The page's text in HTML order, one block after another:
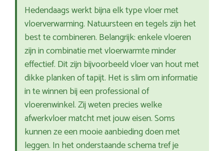
Hedendaags werkt bijna elk type vloer met
vloerverwarming. Natuursteen en tegels zijn het
best te combineren. Belangrijk: enkele vloeren
zijn in combinatie met vloerwarmte minder
effectief. Dit zijn bijvoorbeeld vloer van hout met
dikke planken of tapijt. Het is slim om informatie
in te winnen bij een professional of
vloerenwinkel. Zij weten precies welke
afwerkvloer matcht met jouw eisen. Soms
kunnen ze een mooie aanbieding doen met
leggen. In het onderstaande schema tref je